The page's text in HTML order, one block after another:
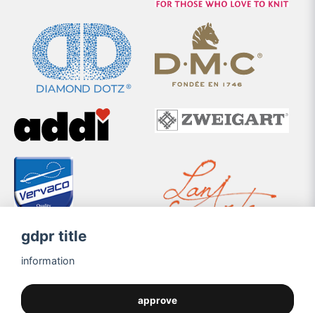
gdpr title
information
approve